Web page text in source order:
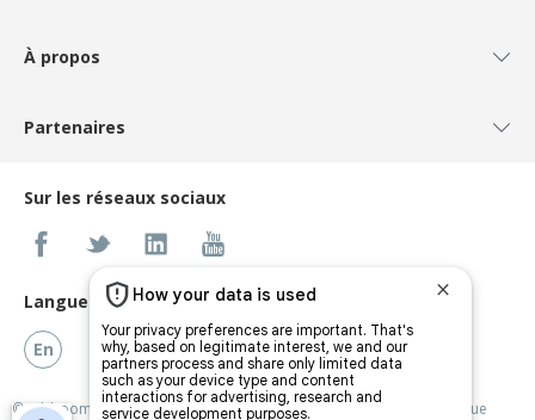
À propos
Partenaires
Sur les réseaux sociaux
Langues
En
© Jobboom Inc., 2026. Tous droits réservés.Jobboom est une marque